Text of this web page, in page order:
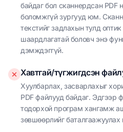
байдаг бол сканнердсан PDF
боломжгүй зургууд юм.
текстийг задлахын тулд
шаардлагатай боловч энэ
дэмждэггүй.
Хавтгай/түгжигдсэн
Хуулбарлах, засварлахыг
PDF файлууд байдаг. Эдгээр
тодорхой програм хангамж
зөвшөөрлийг